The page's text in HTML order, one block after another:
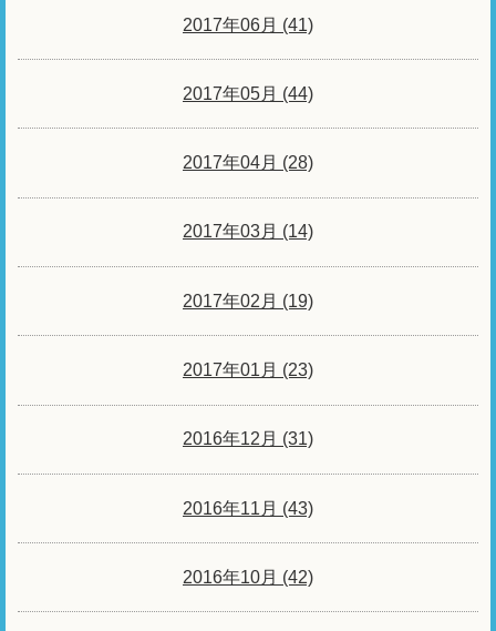
2017年06月 (41)
2017年05月 (44)
2017年04月 (28)
2017年03月 (14)
2017年02月 (19)
2017年01月 (23)
2016年12月 (31)
2016年11月 (43)
2016年10月 (42)